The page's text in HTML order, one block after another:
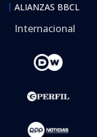
ALIANZAS BBCL
Internacional